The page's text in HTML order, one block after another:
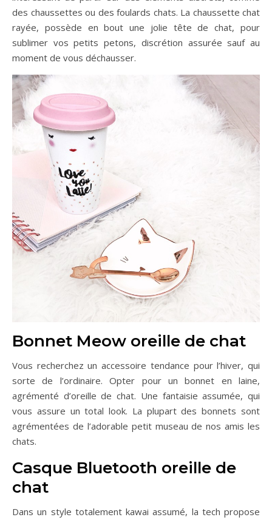
des chaussettes ou des foulards chats. La chaussette chat
rayée, possède en bout une jolie tête de chat, pour
sublimer vos petits petons, discrétion assurée sauf au
moment de vous déchausser.
Bonnet Meow oreille de chat
Vous recherchez un accessoire tendance pour l’hiver, qui
sorte de l’ordinaire. Opter pour un bonnet en laine,
agrémenté d’oreille de chat. Une fantaisie assumée, qui
vous assure un total look. La plupart des bonnets sont
agrémentées de l’adorable petit museau de nos amis les
chats.
Casque Bluetooth oreille de
chat
Dans un style totalement kawai assumé, la tech propose